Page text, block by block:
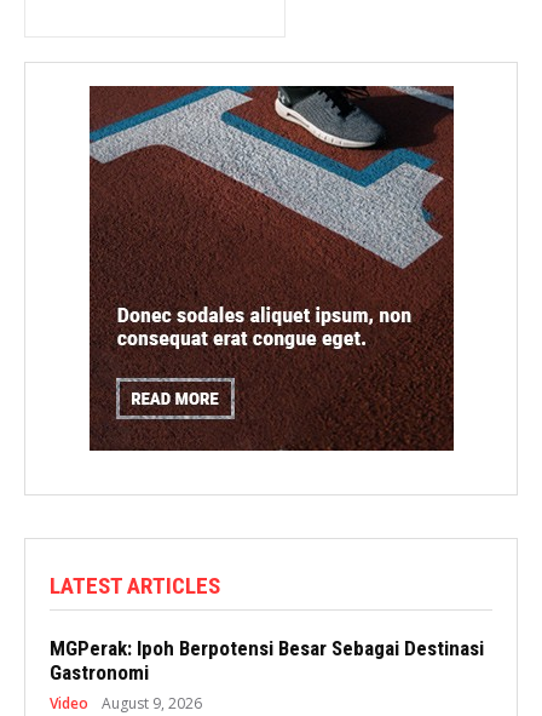
LATEST ARTICLES
MGPerak: Ipoh Berpotensi Besar Sebagai Destinasi
Gastronomi
Video August 9, 2026